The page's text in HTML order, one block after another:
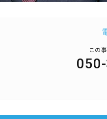
この